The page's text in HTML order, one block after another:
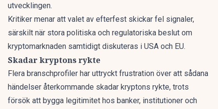
utvecklingen.
Kritiker menar att valet av efterfest skickar fel signaler,
särskilt när stora politiska och regulatoriska beslut om
kryptomarknaden samtidigt diskuteras i USA och EU.
Skadar kryptons rykte
Flera branschprofiler har uttryckt frustration över att sådana
händelser återkommande skadar kryptons rykte, trots
försök att bygga legitimitet hos banker, institutioner och